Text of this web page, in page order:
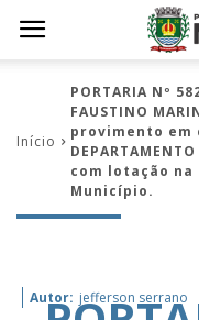
Início
PORTARIA Nº
FAUSTINO
provimento em
com lotação na
Município.
Autor: jefferson serrano